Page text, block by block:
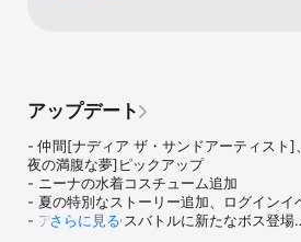
https://www.instagram.com/
＊公式X：https://x.com/com2ushd_japan
本ゲームは日本語、한국어、English、简
ไทย、Tiếng Việt、Bahasa Indonesiaに対
※『星屑の絆』は基本プレイ無料です。一
らい楽しい( *´艸`)キャラが全属性最高
いない今色々試行錯誤して、ブレイクタ
ング、バフ、デバフ使うタイミング等
リー興味なくて戦闘民族はハマる！！
事なのはチェインバフbただオートで戦
しむ人はこのゲーム合わないかもね…高
度報酬興味ないなら○あと育成なんだ
これがまたスタミナ（キノコ）無くてほ
アップデート
- 仲間[ナディア ザ・サンドアーティスト]
夜の満腹な夢]ピックアップ
- ニーナの水着コスチューム追加
- 夏の特別なストーリー追加、ログインイ
- アドベントゥスバトルに新たなボス登場
さらに見る